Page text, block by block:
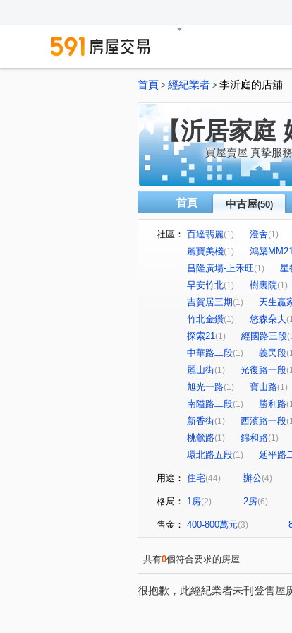
首頁 > 經紀業者 > 李沂庭的店舖
【沂居家庭
買屋賣屋 真摯服務
首頁 中古屋(50)
社區： 百達翡麗(1) 澄舍(1)
麗寶美棧(1) 鴻築
昌隆廣場-上禾旺(1) 星
早安竹北(1) 樹裏院(1)
吉賀居三期(1) 天生贏
竹北金鑽(1) 悠森朵夫
探索21(1) 經國路三段
中華路二段(1) 義民段
麗山街(1) 光復路一段
旭光一路(1) 寶山路(1)
南隘路二段(1) 勝利路
新香街(1) 西濱路一段
桃鶯路(1) 錦和路(1)
環北路五段(1) 延平路
用途： 住宅(44) 辦公(4)
格局： 1房(2) 2房(6)
售金： 400-800萬元(3)
共有0個符合要求的房屋
很抱歉，此經紀業者未刊登售屋